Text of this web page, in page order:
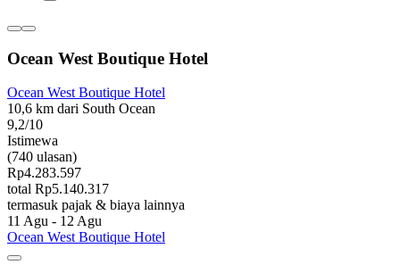
Ocean West Boutique Hotel
Ocean West Boutique Hotel
10,6 km dari South Ocean
9,2/10
Istimewa
(740 ulasan)
Rp4.283.597
total Rp5.140.317
termasuk pajak & biaya lainnya
11 Agu - 12 Agu
Ocean West Boutique Hotel